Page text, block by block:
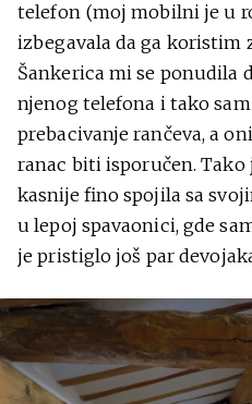
telefon (moj mobilni je u
izbegavala da ga koristim
Šankerica mi se ponudila
njenog telefona i tako
prebacivanje rančeva, a
ranac biti isporučen. Tako
kasnije fino spojila sa
u lepoj spavaonici, gde
je pristiglo još par